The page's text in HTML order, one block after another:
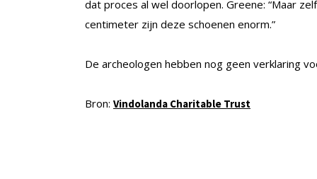
dat proces al wel doorlopen. Greene: “Maar
centimeter zijn deze schoenen enorm.”
De archeologen hebben nog geen verklaring
Bron: Vindolanda Charitable Trust